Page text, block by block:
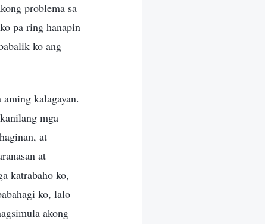
problema sa
pa ring hanapin
ko ang
kalagayan.
mga
at
at
katrabaho ko,
ko, lalo
akong